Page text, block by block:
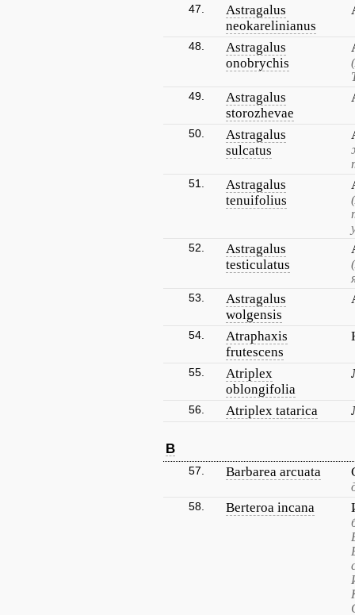
47.
Astragalus
neokarelinianus
48.
Astragalus
onobrychis
49.
Astragalus
storozhevae
50.
Astragalus
sulcatus
51.
Astragalus
tenuifolius
52.
Astragalus
testiculatus
53.
Astragalus
wolgensis
54.
Atraphaxis
frutescens
55.
Atriplex
oblongifolia
56. Atriplex tatarica
B
57. Barbarea arcuata
58. Berteroa incana